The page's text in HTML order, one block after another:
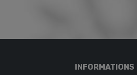
INFORMATIONS